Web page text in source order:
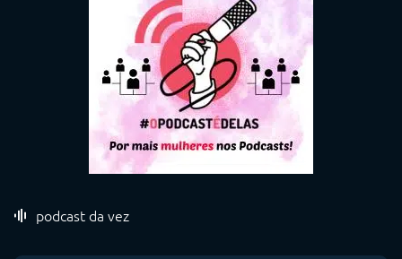
podcast da vez